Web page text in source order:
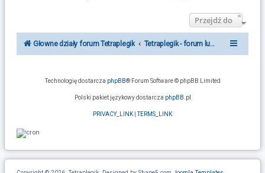
Przejdź do
Głowne działy forum Tetraplegik Tetraplegik - forum ludzi po urazie
Technologię dostarcza phpBB® Forum Software © phpBB Limited
Polski pakiet językowy dostarcza phpBB.pl
PRIVACY_LINK |TERMS_LINK